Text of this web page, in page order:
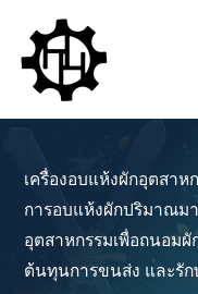
content
เครื่องอบแห้งผักอุตสาห
การอบแห้งผักปริมาณม
อุตสาหกรรมเพื่อถนอม
ต้นทุนการขนส่ง และรั